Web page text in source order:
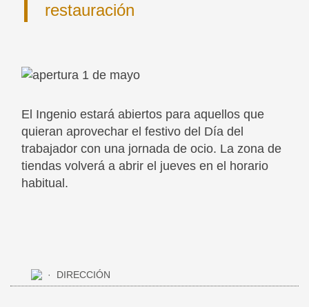
restauración
El Ingenio estará abiertos para aquellos que
quieran aprovechar el festivo del Día del
trabajador con una jornada de ocio. La zona de
tiendas volverá a abrir el jueves en el horario
habitual.
DIRECCIÓN